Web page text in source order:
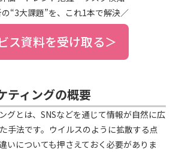
の“3大課題”を、これ1本で解決／
ス資料を受け取る＞
ティングの概要
グとは、SNSなどを通じて情報が自然に広
手法です。ウイルスのように拡散する点
いについても押さえておく必要がありま